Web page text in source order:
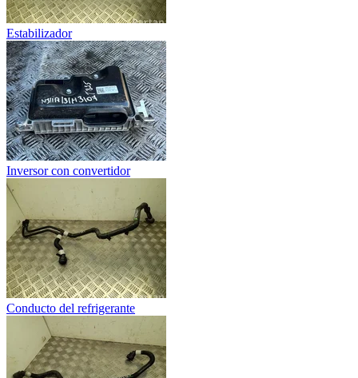
Estabilizador
Inversor con convertidor
Conducto del refrigerante